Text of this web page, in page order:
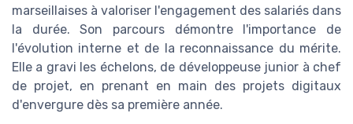
marseillaises à valoriser l'engagement des salariés dans
la durée. Son parcours démontre l'importance de
l'évolution interne et de la reconnaissance du mérite.
Elle a gravi les échelons, de développeuse junior à chef
de projet, en prenant en main des projets digitaux
d'envergure dès sa première année.